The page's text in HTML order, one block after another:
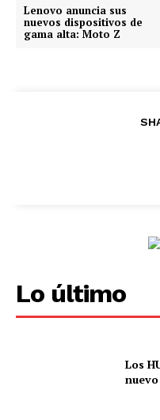
Lenovo anuncia sus
nuevos dispositivos de
gama alta: Moto Z
Lo último
Los